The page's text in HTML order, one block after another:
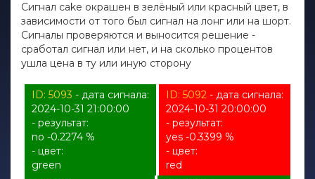
Сигнал cake окрашен в зелёный или красный цвет, в
зависимости от того был сигнал на лонг или на шорт.
Сигналы проверяются и выносится решение -
сработал сигнал или нет, и на сколько процентов
ушла цена в ту или иную сторону
ID: 5093 - дата сигнала:
2024-10-31 21:00:00
- результат:
no -0.2274 %
- цвет:
green
ID: 5092 - дата сигнала:
2024-10-31 20:00:00
- результат:
yes -0.3399 %
- цвет:
red